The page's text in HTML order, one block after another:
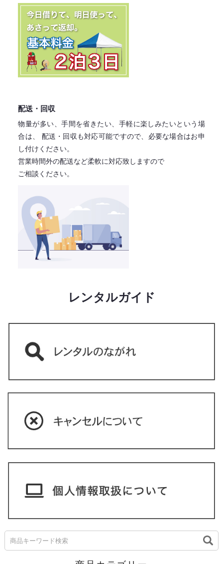
配送・回収
物量が多い、手間を省きたい、手軽に楽しみたいという場
合は、
配送・回収も対応可能ですので、必要な場合はお申
し付けください。
営業時間外の配送など柔軟に対応致しますので
ご相談ください。
レンタルガイド